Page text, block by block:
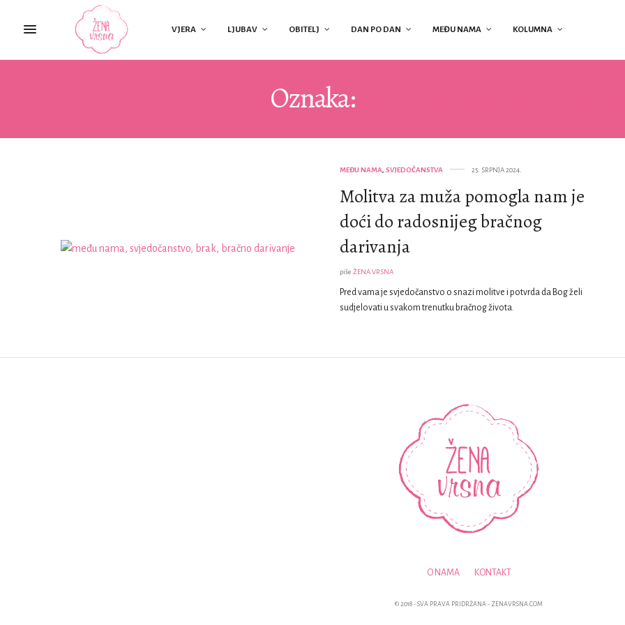
VJERA LJUBAV OBITELJ DAN PO DAN MEĐU NAMA KOLUMNA
Oznaka:
MEĐU NAMA, SVJEDOČANSTVA 25. SRPNJA 2024.
Molitva za muža pomogla nam je
doći do radosnijeg bračnog
darivanja
piše ŽENA VRSNA
Pred vama je svjedočanstvo o snazi molitve i potvrda da Bog želi
sudjelovati u svakom trenutku bračnog života.
O NAMA KONTAKT
© 2018 - SVA PRAVA PRIDRŽANA - ZENAVRSNA.COM